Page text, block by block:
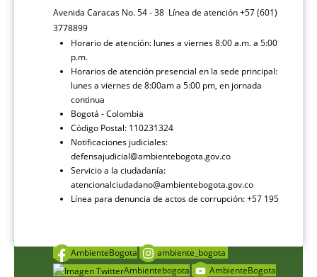
Avenida Caracas No. 54 - 38 Línea de atención +57 (601)
3778899
Horario de atención: lunes a viernes 8:00 a.m. a 5:00
p.m.
Horarios de atención presencial en la sede principal:
lunes a viernes de 8:00am a 5:00 pm, en jornada
continua
Bogotá - Colombia
Código Postal: 110231324
Notificaciones judiciales:
defensajudicial@ambientebogota.gov.co
Servicio a la ciudadanía:
atencionalciudadano@ambientebogota.gov.co
Línea para denuncia de actos de corrupción: +57 195
AmbienteBogota
ambiente_bogota
Ambientebogota
AmbienteBogota